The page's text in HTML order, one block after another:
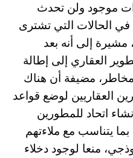
موجود ولن تحدث
في الحالات التي تشترى
إلى أنه بعد
العقاري إلى إطالة
مضيفة أن هناك
العقاريين لوضع قواعد
اتحاد للمطورين
يتناسب مع ملاءتهم
منعا لوجود دخلاء